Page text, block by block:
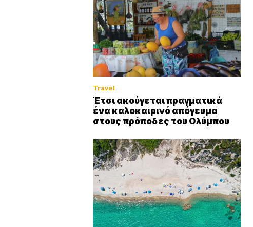
Travel
Έτσι ακούγεται πραγματικά
ένα καλοκαιρινό απόγευμα
στους πρόποδες του Ολύμπου